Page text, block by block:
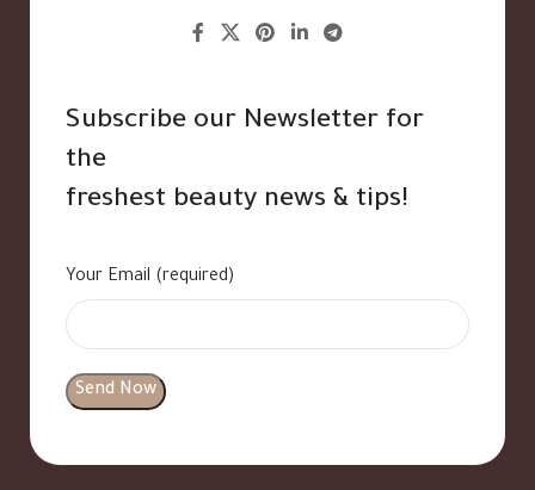
Subscribe our Newsletter for
the
freshest beauty news & tips!
Your Email (required)